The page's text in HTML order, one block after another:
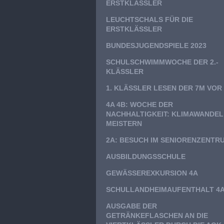
ERSTKLÄSSLER
LEUCHTSCHALS FÜR DIE
ERSTKLÄSSLER
BUNDESJUGENDSPIELE 2023
SCHULSCHWIMMWOCHE DER 2.-
KLÄSSLER
1. KLÄSSLER LESEN DER 7M VOR
4A 4B: WOCHE DER
NACHHALTIGKEIT: KLIMAWANDEL
MEISTERN
2A: BESUCH IM
AUSBILDUNGSSCHULE
GEWÄSSEREXKURSION 4A
SCHULLANDHEIMAUFENTHALT
AUSGABE DER
GETRÄNKEFLASCHEN AN DIE